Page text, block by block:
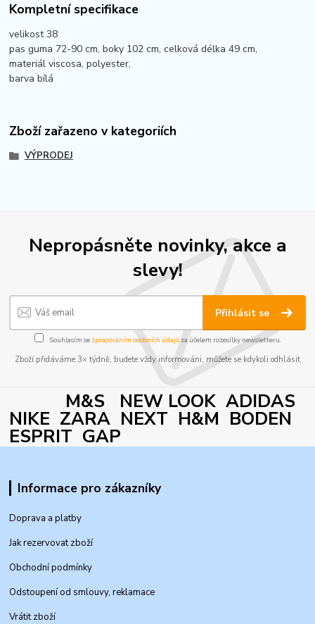
Kompletní specifikace
velikost 38
pas guma 72-90 cm, boky 102 cm, celková délka 49 cm,
materiál viscosa, polyester,
barva bílá
Zboží zařazeno v kategoriích
VÝPRODEJ
Nepropásněte novinky, akce a
slevy!
Přihlásit se
Souhlasím se zpracováním osobních údajůza účelem rozesílky newsletteru.
Zboží přidáváme 3× týdně, budete vždy informováni, můžete se kdykoli odhlásit
M&S NEW LOOK ADIDAS
NIKE ZARA NEXT H&M BODEN
ESPRIT GAP
Informace pro zákazníky
Doprava a platby
Jak rezervovat zboží
Obchodní podmínky
Odstoupení od smlouvy, reklamace
Vrátit zboží